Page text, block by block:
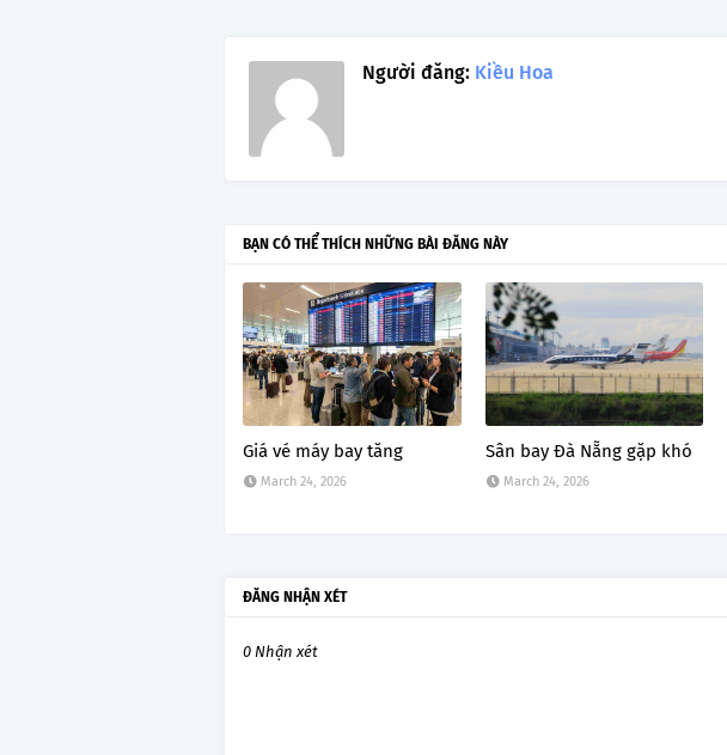
Người đăng: Kiều Hoa
BẠN CÓ THỂ THÍCH NHỮNG BÀI ĐĂNG NÀY
Giá vé máy bay tăng
March 24, 2026
Sân bay Đà Nẵng gặp khó
March 24, 2026
ĐĂNG NHẬN XÉT
0 Nhận xét